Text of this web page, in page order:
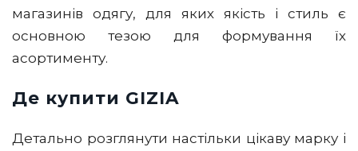
магазинів одягу, для яких якість і стиль є
основною тезою для формування їх
асортименту.
Де купити GIZIA
Детально розглянути настільки цікаву марку і